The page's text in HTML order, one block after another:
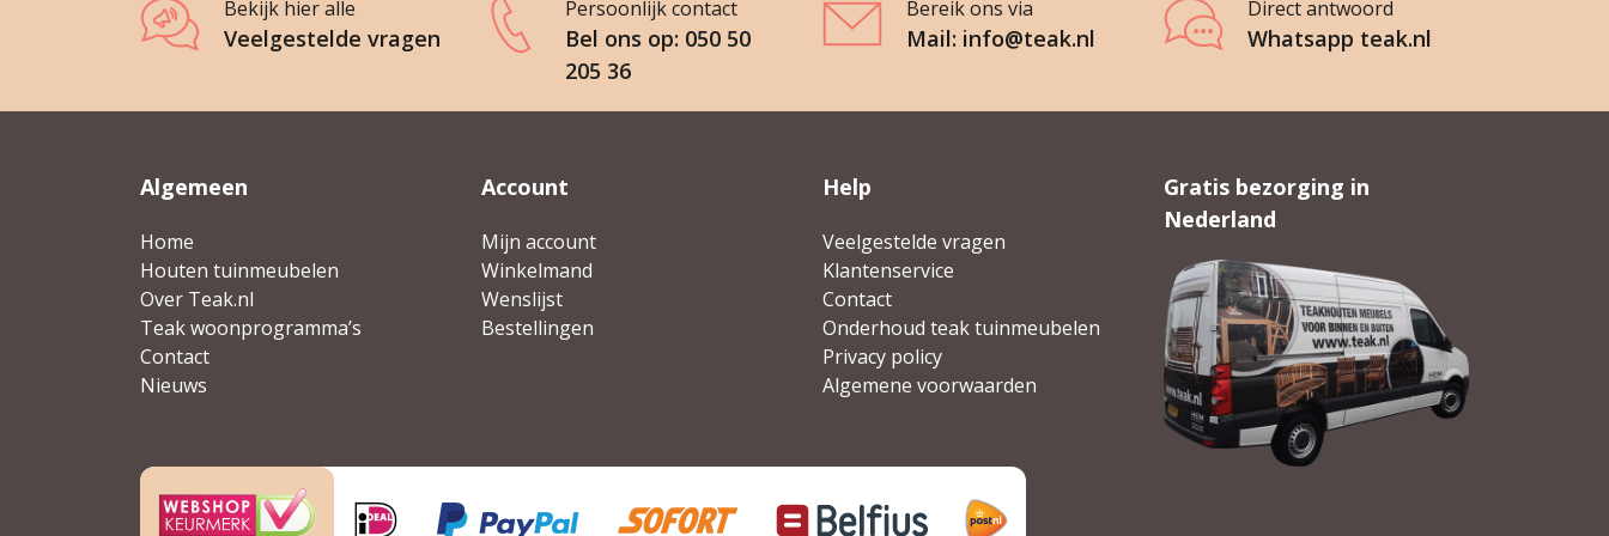
Bekijk hier alle
Veelgestelde vragen
Persoonlijk contact
Bel ons op: 050 50
205 36
Bereik ons via
Mail: info@teak.nl
Direct antwoord
Whatsapp teak.nl
Algemeen
Home
Houten tuinmeubelen
Over Teak.nl
Teak woonprogramma’s
Contact
Nieuws
Account
Mijn account
Winkelmand
Wenslijst
Bestellingen
Help
Veelgestelde vragen
Klantenservice
Contact
Onderhoud teak tuinmeubelen
Privacy policy
Algemene voorwaarden
Gratis bezorging in
Nederland